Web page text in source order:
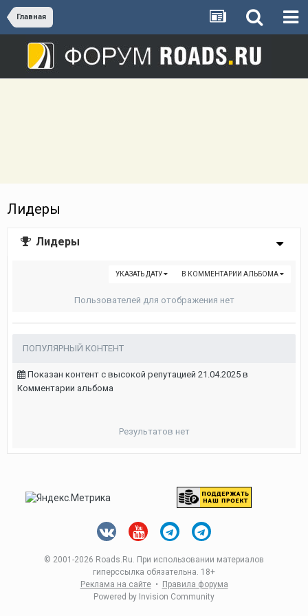
Главная
Лидеры
Лидеры
В КОММЕНТАРИИ АЛЬБОМА
УКАЗАТЬ ДАТУ
Пользователей для отображения нет
ПОПУЛЯРНЫЙ КОНТЕНТ
Показан контент с высокой репутацией 21.04.2025 в
Комментарии альбома
Результатов нет
© 2001-2026 Roads.Ru. При использовании материалов
гиперссылка обязательна. 18+
Реклама на сайте•
Правила форума
Powered by Invision Community